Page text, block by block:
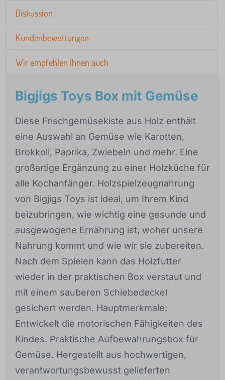
Diskussion
Kundenbewertungen
Wir empfehlen Ihnen auch
Bigjigs Toys Box mit Gemüse
Diese Frischgemüsekiste aus Holz enthält
eine Auswahl an Gemüse wie Karotten,
Brokkoli, Paprika, Zwiebeln und mehr. Eine
großartige Ergänzung zu einer Holzküche für
alle Kochanfänger. Holzspielzeugnahrung
von Bigjigs Toys ist ideal, um Ihrem Kind
beizubringen, wie wichtig eine gesunde und
ausgewogene Ernährung ist, woher unsere
Nahrung kommt und wie wir sie zubereiten.
Nach dem Spielen kann das Holzfutter
wieder in der praktischen Box verstaut und
mit einem sauberen Schiebedeckel
gesichert werden. Hauptmerkmale:
Entwickelt die motorischen Fähigkeiten des
Kindes. Praktische Aufbewahrungsbox für
Gemüse. Hergestellt aus hochwertigen,
verantwortungsbewusst gelieferten